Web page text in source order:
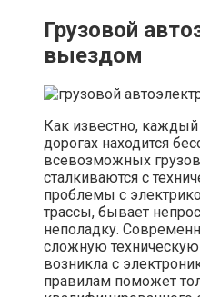
Грузовой
выездом
Как известно,
дорогах находится
всевозможных
сталкиваются с
проблемы с
трассы, бывает
неполадку.
сложную
возникла с
правилам поможет